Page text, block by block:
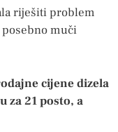
riješiti problem
muči
cijene dizela
za 21 posto, a